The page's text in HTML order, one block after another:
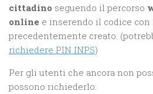
cittadino seguendo il percorso
online e inserendo il codice
precedentemente creato.
richiedere PIN INPS)
Per gli utenti che ancora non
possono richiederlo: